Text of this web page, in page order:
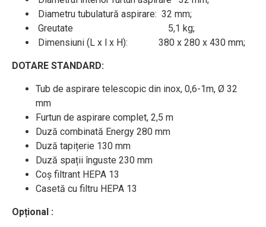
Diametru tubulatură aspirare: 32 mm;
Greutate 5,1 kg;
Dimensiuni (L x l x H): 380 x 280 x 430 mm;
DOTARE STANDARD:
Tub de aspirare telescopic din inox, 0,6-1m, Ø 32
mm
Furtun de aspirare complet, 2,5 m
Duză combinată Energy 280 mm
Duză tapițerie 130 mm
Duză spații înguste 230 mm
Coș filtrant HEPA 13
Casetă cu filtru HEPA 13
Opțional :